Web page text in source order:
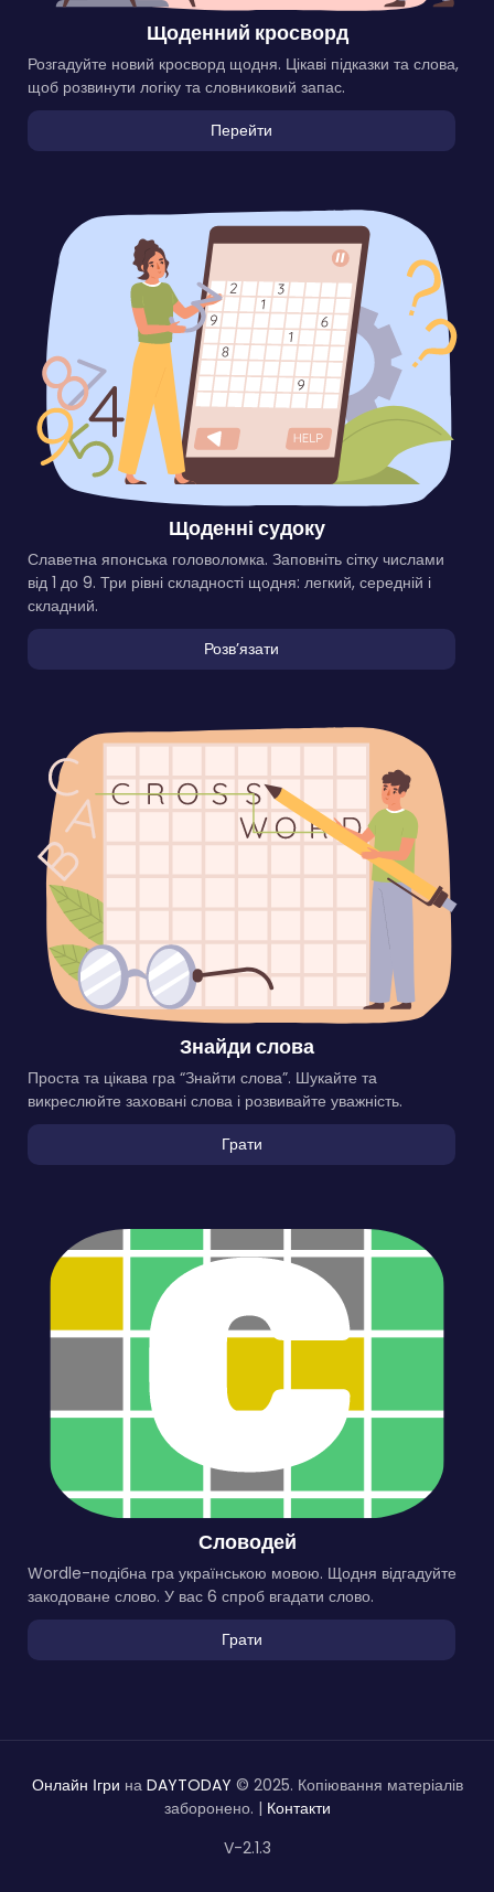
Щоденний кросворд
Розгадуйте новий кросворд щодня. Цікаві підказки та слова,
щоб розвинути логіку та словниковий запас.
Перейти
Щоденні судоку
Славетна японська головоломка. Заповніть сітку числами
від 1 до 9. Три рівні складності щодня: легкий, середній і
складний.
Розвʼязати
Знайди слова
Проста та цікава гра “Знайти слова”. Шукайте та
викреслюйте заховані слова і розвивайте уважність.
Грати
Словодей
Wordle-подібна гра українською мовою. Щодня відгадуйте
закодоване слово. У вас 6 спроб вгадати слово.
Грати
Онлайн Ігри на DAYTODAY © 2025. Копіювання матеріалів
заборонено. | Контакти
V-2.1.3